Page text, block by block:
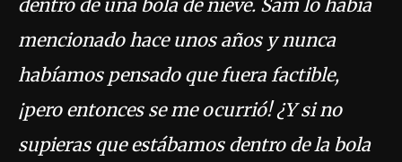
dentro de una bola de nieve. Sam lo había
mencionado hace unos años y nunca
habíamos pensado que fuera factible,
¡pero entonces se me ocurrió! ¿Y si no
supieras que estábamos dentro de la bola